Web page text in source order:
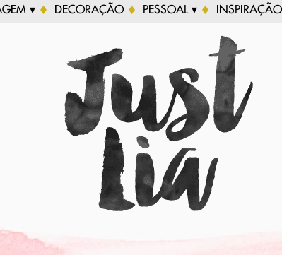
▾ DECORAÇÃO PESSOAL ▾ INSPIRAÇÃO